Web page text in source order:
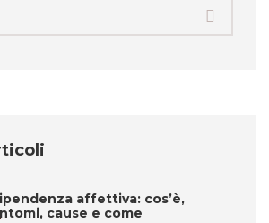
affettiva: cos’è,
cause e come